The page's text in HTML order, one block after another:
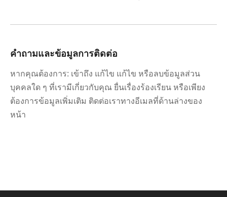
คำถามและข้อมูลการติดต่อ
หากคุณต้องการ: เข้าถึง แก้ไข แก้ไข หรือลบข้อมูลส่วน
บุคคลใด ๆ ที่เรามีเกี่ยวกับคุณ ยื่นเรื่องร้องเรียน หรือเพียง
ต้องการข้อมูลเพิ่มเติม ติดต่อเราทางอีเมลที่ด้านล่างของ
หน้า